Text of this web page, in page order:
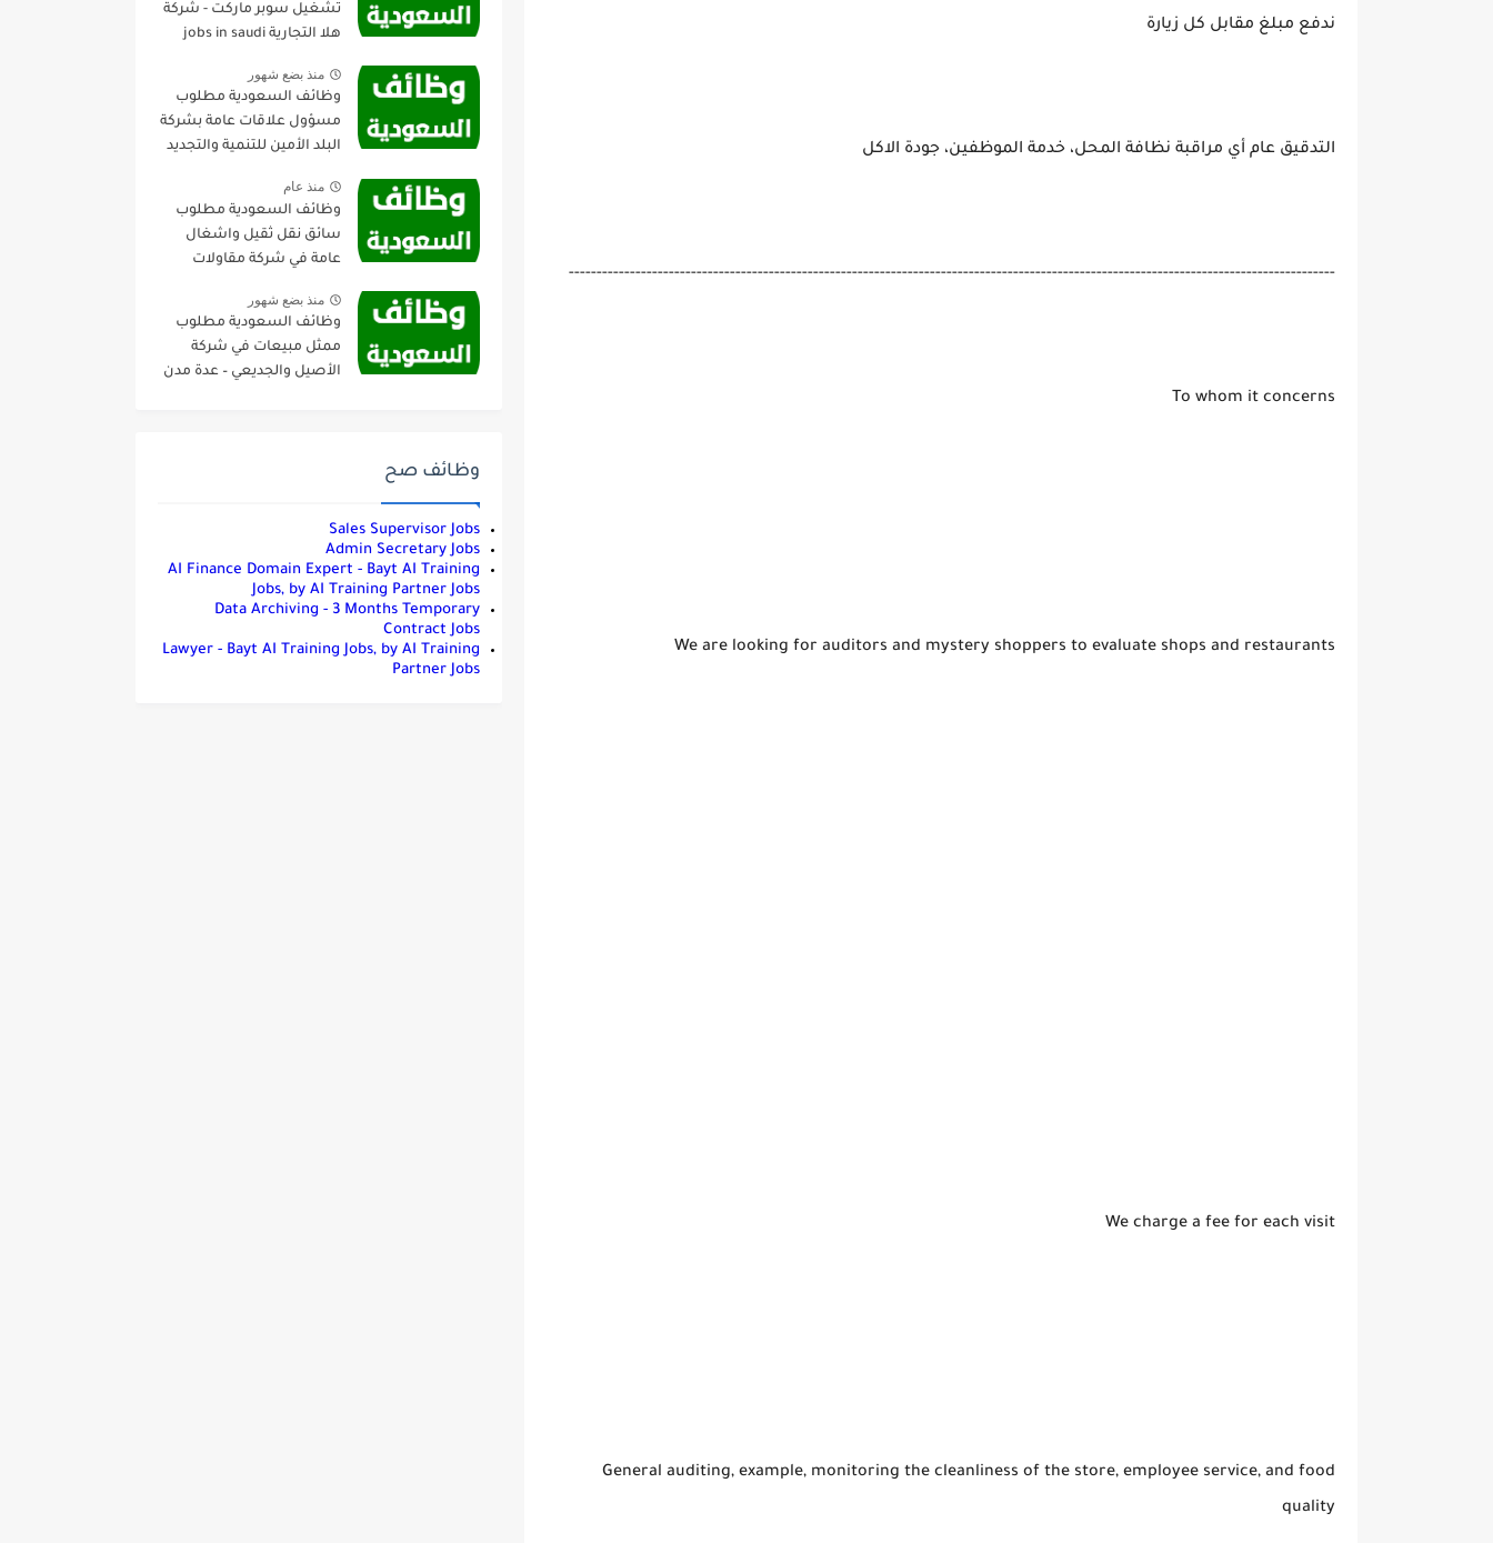
ندفع مبلغ مقابل كل زيارة
التدقيق عام أي مراقبة نظافة المحل، خدمة الموظفين، جودة الاكل
------------------------------------------------------------------------------------------------------------------------------------------
To whom it concerns
We are looking for auditors and mystery shoppers to evaluate shops and restaurants
We charge a fee for each visit
General auditing, example, monitoring the cleanliness of the store, employee service, and food
quality
تشغيل سوبر ماركت - شركة
هلا التجارية jobs in saudi
منذ بضع شهور
وظائف السعودية مطلوب
مسؤول علاقات عامة بشركة
البلد الأمين للتنمية والتجديد
منذ عام
وظائف السعودية مطلوب
سائق نقل ثقيل واشغال
عامة في شركة مقاولات
منذ بضع شهور
وظائف السعودية مطلوب
ممثل مبيعات في شركة
الأصيل والجديعي – عدة مدن
وظائف صح
Sales Supervisor Jobs
Admin Secretary Jobs
AI Finance Domain Expert - Bayt AI Training
Jobs, by AI Training Partner Jobs
Data Archiving - 3 Months Temporary
Contract Jobs
Lawyer - Bayt AI Training Jobs, by AI Training
Partner Jobs